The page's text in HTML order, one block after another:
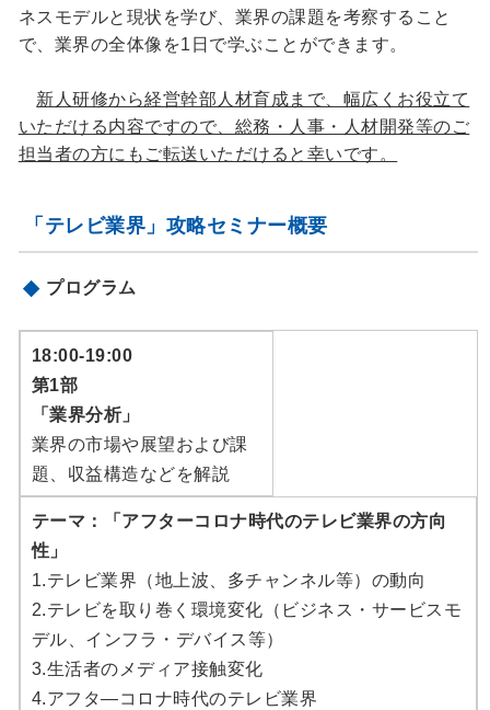
ネスモデルと現状を学び、業界の課題を考察すること
で、業界の全体像を1日で学ぶことができます。
新人研修から経営幹部人材育成まで、幅広くお役立て
いただける内容ですので、総務・人事・人材開発等のご
担当者の方にもご転送いただけると幸いです。
「テレビ業界」攻略セミナー概要
プログラム
18:00-19:00
第1部
「業界分析」
業界の市場や展望および課
題、収益構造などを解説
テーマ：「アフターコロナ時代のテレビ業界の⽅向
性」
1.テレビ業界（地上波、多チャンネル等）の動向
2.テレビを取り巻く環境変化（ビジネス・サービスモ
デル、インフラ・デバイス等）
3.⽣活者のメディア接触変化
4.アフタ―コロナ時代のテレビ業界